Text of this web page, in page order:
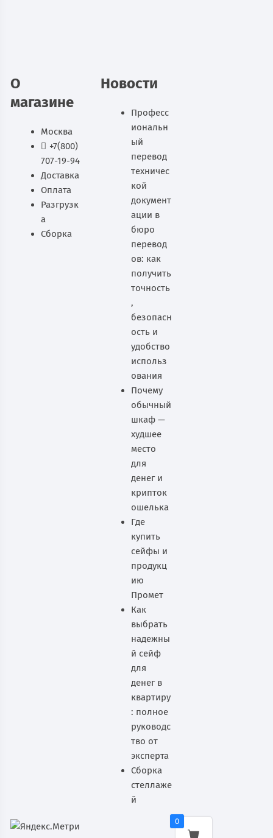
О
магазине
Москва
+7(800)
707-19-94
Доставка
Оплата
Разгрузк
а
Сборка
Новости
Професс
иональн
ый
перевод
техничес
кой
документ
ации в
бюро
перевод
ов: как
получить
точность
,
безопасн
ость и
удобство
использ
ования
Почему
обычный
шкаф —
худшее
место
для
денег и
крипток
ошелька
Где
купить
сейфы и
продукц
ию
Промет
Как
выбрать
надежны
й сейф
для
денег в
квартиру
: полное
руководс
тво от
эксперта
Сборка
стеллаже
й
0